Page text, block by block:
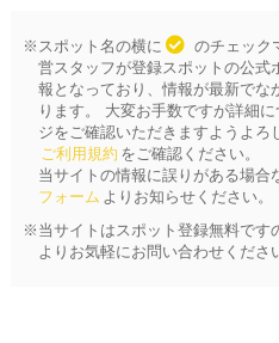
※スポット名の横に
のチェック
営スタッフが登録スポットの公式
報となっており、情報が最新でな
ります。 大変お手数ですが詳細
ジをご確認いただきますようよろ
ご利用規約 をご確認ください。
当サイトの情報に誤りがある場合
フォーム よりお知らせください。
※当サイトはスポット登録無料です
よりお気軽にお問い合わせくださ